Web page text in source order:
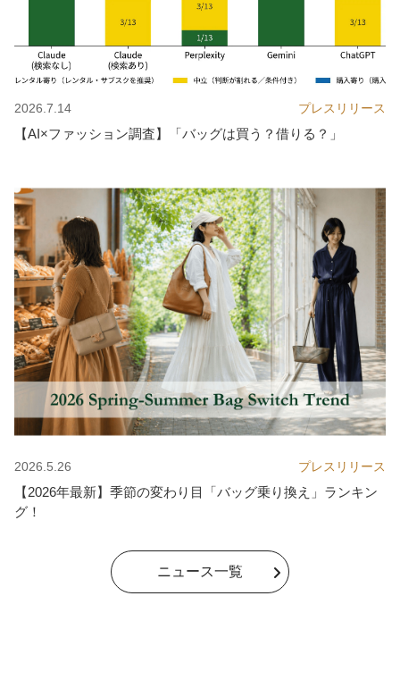
2026.7.14 プレスリリース
【AI×ファッション調査】「バッグは買う？借りる？」
2026.5.26 プレスリリース
【2026年最新】季節の変わり目「バッグ乗り換え」ランキン
グ！
ニュース一覧